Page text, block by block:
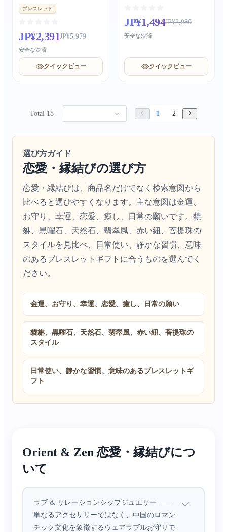
年開運手串 手編みカッ
プルギフト
ブレスレット
JP¥2,391JP¥5,979
安全な決済
クイックビュー
親友向け中国風ギフト
JP¥1,494JP¥2,989
安全な決済
クイックビュー
Total 18 1 2
選び方ガイド
恋愛・縁結びの選び方
恋愛・縁結びは、商品名だけでなく検索意図から
比べると選びやすくなります。主な意図は金運、
お守り、幸運、恋愛、癒し、日常の願いです。貔
貅、黒曜石、天然石、翡翠風、赤い紐、菩提珠の
スタイルを見比べ、日常使い、静かな習慣、意味
のあるブレスレットギフトに合うものを選んでく
ださい。
金運、お守り、幸運、恋愛、癒し、日常の願い
貔貅、黒曜石、天然石、翡翠風、赤い紐、菩提珠の
スタイル
日常使い、静かな習慣、意味のあるブレスレットギ
フト
Orient & Zen 恋愛・縁結びにつ
いて
ラブ & リレーションシップジュエリー ——
単なるアクセサリーではなく、中国のロマン
チック文化を象徴するウェアラブルお守りで